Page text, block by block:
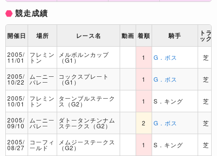
競走成績
開催日 場所 レース名 動画 着順 騎手 トラ
ック
2005/
11/01
フレミン
トン
メルボルンカップ
（G1） 1 G．ボス 芝
2005/
10/22
ムーニー
バレー
コックスプレート
（G1） 1 G．ボス 芝
2005/
10/01
フレミン
トン
ターンブルステーク
ス（G2） 1 S．キング 芝
2005/
09/10
ムーニー
バレー
ダトータンチンナム
ステークス（G2） 2 G．ボス 芝
2005/
08/27
コーフィ
ールド
メムジーステークス
（G2） 1 S．キング 芝